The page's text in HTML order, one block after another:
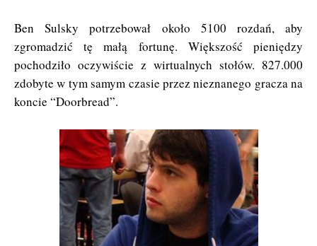
Ben Sulsky potrzebował około 5100 rozdań, aby
zgromadzić tę małą fortunę. Większość pieniędzy
pochodziło oczywiście z wirtualnych stołów. 827.000
zdobyte w tym samym czasie przez nieznanego gracza na
koncie “Doorbread”.